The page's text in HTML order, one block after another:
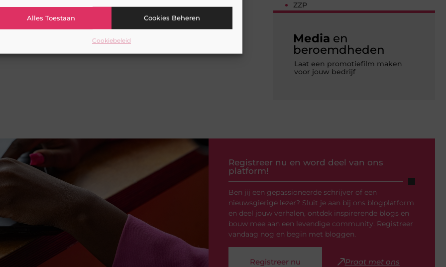
Alles Toestaan Cookies Beheren
Cookiebeleid
ZZP
Media en
beroemdheden
Laat een promotiefilm maken
voor jouw bedrijf
Registreer nu en word deel van ons
platform!
Ben jij een gepassioneerde schrijver of een
nieuwsgierige lezer? Sluit je aan bij ons blogplatform
en deel jouw verhalen, ontdek inspirerende blogs en
bouw mee aan een levendige community. Registreer
vandaag nog en begin met bloggen.
Registreer nu Praat met ons